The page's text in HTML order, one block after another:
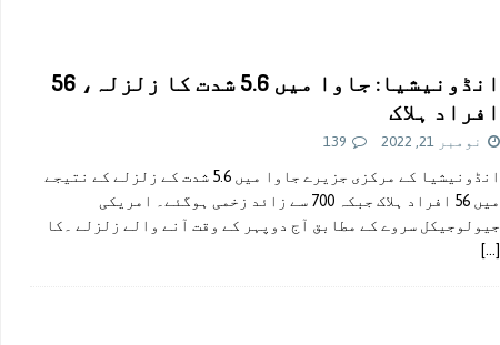
انڈونیشیا: جاوا میں 5.6 شدت کا زلزلہ، 56
افراد ہلاک
نومبر 21, 2022 139
انڈونیشیا کے مرکزی جزیرے جاوا میں 5.6 شدت کے زلزلے کے نتیجے
میں 56 افراد ہلاک جبکہ 700 سے زائد زخمی ہوگئے۔ امریکی
جیولوجیکل سروے کے مطابق آج دوپہر کے وقت آنے والے زلزلے ۔کا
[…]